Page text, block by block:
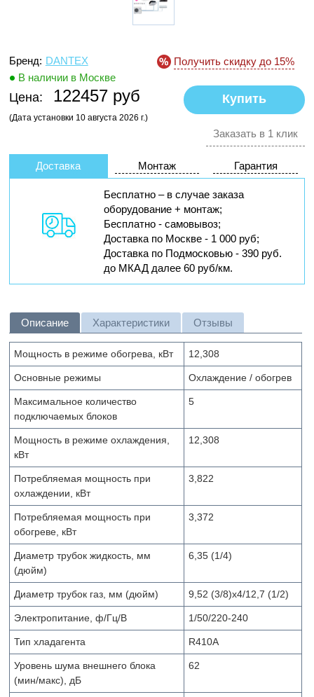
Бренд: DANTEX
В наличии в Москве
Цена: 122457 руб
(Дата установки 10 августа 2026 г.)
Получить скидку до 15%
Заказать в 1 клик
Доставка Монтаж Гарантия
Бесплатно – в случае заказа
оборудование + монтаж;
Бесплатно - самовывоз;
Доставка по Москве - 1 000 руб;
Доставка по Подмосковью - 390 руб.
до МКАД далее 60 руб/км.
Описание Характеристики Отзывы
Мощность в режиме обогрева, кВт 12,308
Основные режимы Охлаждение / обогрев
Максимальное количество
подключаемых блоков
5
Мощность в режиме охлаждения,
кВт
12,308
Потребляемая мощность при
охлаждении, кВт
3,822
Потребляемая мощность при
обогреве, кВт
3,372
Диаметр трубок жидкость, мм
(дюйм)
6,35 (1/4)
Диаметр трубок газ, мм (дюйм) 9,52 (3/8)х4/12,7 (1/2)
Электропитание, ф/Гц/В 1/50/220-240
Тип хладагента R410A
Уровень шума внешнего блока
(мин/макс), дБ
62